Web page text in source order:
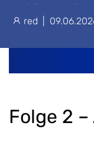
Verträge,
rechtlich sicher zu
red
Folge 2